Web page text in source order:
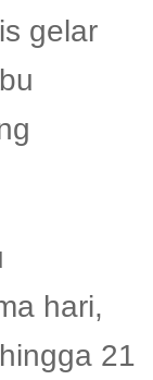
gelar
hari,
21